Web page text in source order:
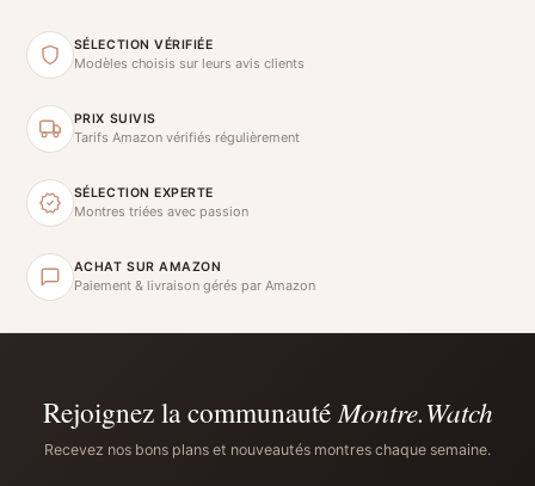
SÉLECTION VÉRIFIÉE
Modèles choisis sur leurs avis clients
PRIX SUIVIS
Tarifs Amazon vérifiés régulièrement
SÉLECTION EXPERTE
Montres triées avec passion
ACHAT SUR AMAZON
Paiement & livraison gérés par Amazon
Rejoignez la communautéMontre.Watch
Recevez nos bons plans et nouveautés montres chaque semaine.